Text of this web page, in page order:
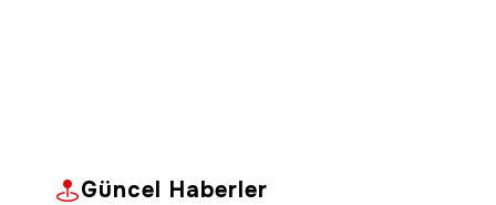
Güncel Haberler